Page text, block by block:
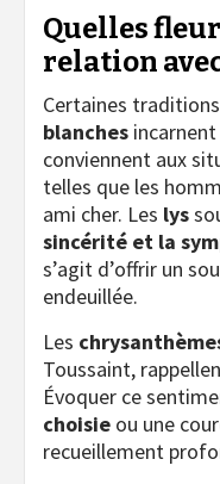
Quelles
relation
Certaines
blanches incarnent
conviennent aux
telles que les
ami cher. Les lys
sincérité et la
s’agit d’offrir un
endeuillée.
Les
Toussaint,
Évoquer ce
choisie ou une
recueillement